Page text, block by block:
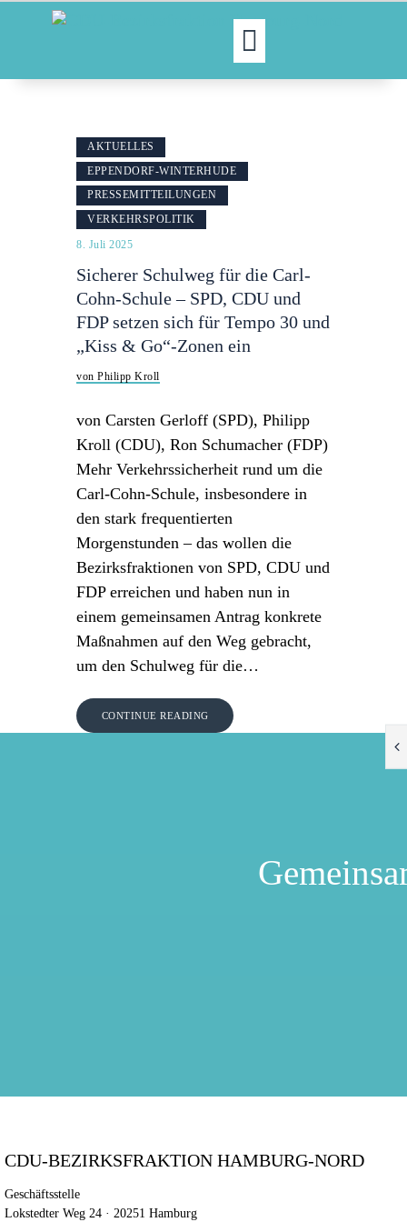
ABGEORDNETE
AKTUELLES
NORDAKTUELL
THEMEN
AUSSCHÜSSE
KONTAKT
PRESSE
AKTUELLES
EPPENDORF-WINTERHUDE
PRESSEMITTEILUNGEN
VERKEHRSPOLITIK
8. Juli 2025
Sicherer Schulweg für die Carl-
Cohn-Schule – SPD, CDU und
FDP setzen sich für Tempo 30 und
„Kiss & Go“-Zonen ein
von Philipp Kroll
von Carsten Gerloff (SPD), Philipp
Kroll (CDU), Ron Schumacher (FDP)
Mehr Verkehrssicherheit rund um die
Carl-Cohn-Schule, insbesondere in
den stark frequentierten
Morgenstunden – das wollen die
Bezirksfraktionen von SPD, CDU und
FDP erreichen und haben nun in
einem gemeinsamen Antrag konkrete
Maßnahmen auf den Weg gebracht,
um den Schulweg für die…
CONTINUE READING
CDU-BEZIRKSFRAKTION HAMBURG-NORD
Geschäftsstelle
Lokstedter Weg 24 · 20251 Hamburg